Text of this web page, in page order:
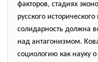
факторов, стадиях
русского
солидарность должна
над антагонизмом.
социологию как науку